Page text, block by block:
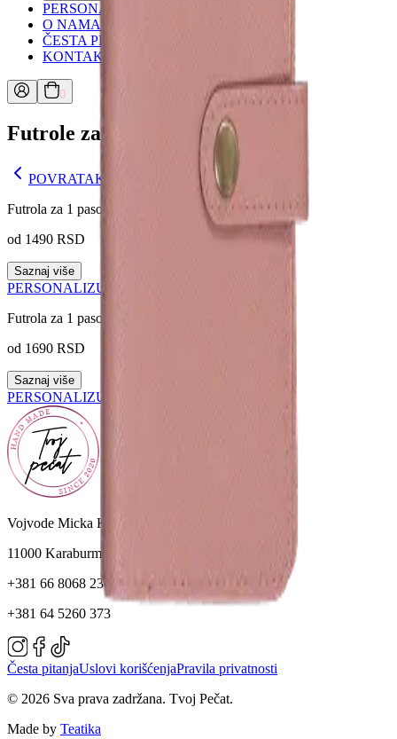
PERSONALIZATOR
O NAMA
ČESTA PITANJA
KONTAKT
0
Futrole za 1 pasoš
POVRATAK NA PROIZVOD
Futrola za 1 pasoš bez kopče
od 1490 RSD
Saznaj više
PERSONALIZUJ
Futrola za 1 pasoš sa kopčom
od 1690 RSD
Saznaj više
PERSONALIZUJ
Vojvode Micka Krstića 1L, lokal 1
11000 Karaburma
+381 66 8068 238
+381 64 5260 373
Česta pitanjaUslovi korišćenjaPravila privatnosti
© 2026 Sva prava zadržana. Tvoj Pečat.
Made by Teatika